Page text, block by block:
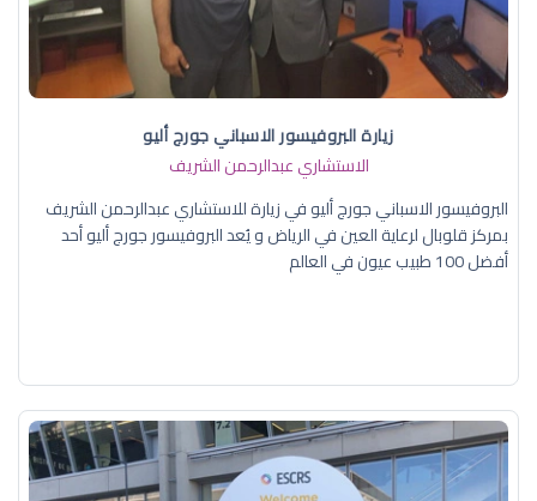
زيارة البروفيسور الاسباني جورج أليو
الاستشاري عبدالرحمن الشريف
البروفيسور الاسباني جورج أليو في زيارة للاستشاري عبدالرحمن الشريف
بمركز قلوبال لرعاية العين في الرياض و يُعد البروفيسور جورج أليو أحد
أفضل 100 طبيب عيون في العالم